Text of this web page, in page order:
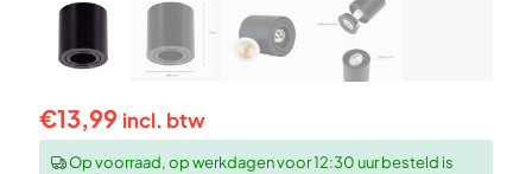
€13,99 incl. btw
Op voorraad, op werkdagen voor 12:30 uur besteld is